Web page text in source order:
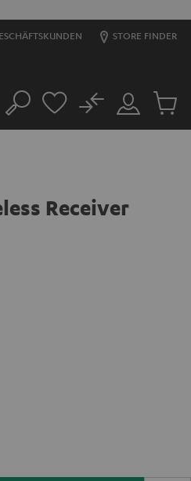
STORE FINDER
Suche
Mein
Konto
No
Artikel
Receiver